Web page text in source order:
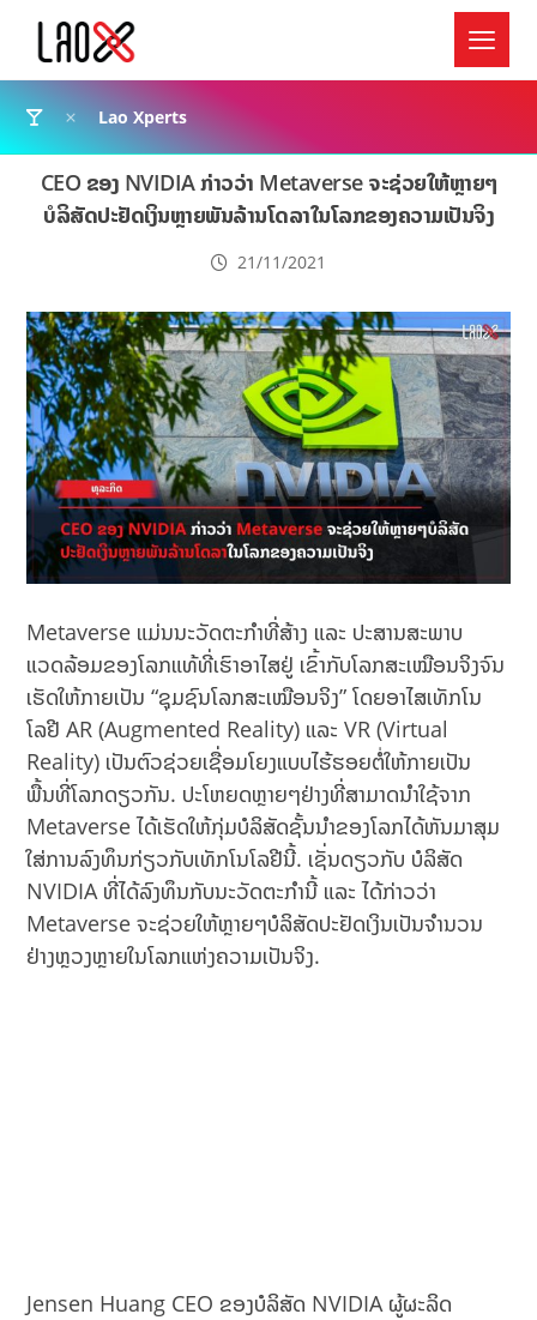
Lao Xperts
CEO ຂອງ NVIDIA ກ່າວວ່າ Metaverse ຈະຊ່ວຍໃຫ້ຫຼາຍໆ
ບໍລິສັດປະຢັດເງິນຫຼາຍພັນລ້ານໂດລາໃນໂລກຂອງຄວາມເປັນຈິງ
21/11/2021
Metaverse ແມ່ນນະວັດຕະກຳທີ່ສ້າງ ແລະ ປະສານສະພາບ
ແວດລ້ອມຂອງໂລກແທ້ທີ່ເຮົາອາໄສຢູ່ ເຂົ້າກັບໂລກສະເໝືອນຈິງຈົນ
ເຮັດໃຫ້ກາຍເປັນ “ຊຸມຊົນໂລກສະເໝືອນຈິງ” ໂດຍອາໄສເທັກໂນ
ໂລຢີ AR (Augmented Reality) ແລະ VR (Virtual
Reality) ເປັນຕົວຊ່ວຍເຊື່ອມໂຍງແບບໄຮ້ຮອຍຕໍ່ໃຫ້ກາຍເປັນ
ພື້ນທີ່ໂລກດຽວກັນ. ປະໂຫຍດຫຼາຍໆຢ່າງທີ່ສາມາດນຳໃຊ້ຈາກ
Metaverse ໄດ້ເຮັດໃຫ້ກຸ່ມບໍລິສັດຊັ້ນນໍາຂອງໂລກໄດ້ຫັນມາສຸມ
ໃສ່ການລົງທຶນກ່ຽວກັບເທັກໂນໂລຢີນີ້. ເຊັ່ນດຽວກັບ ບໍລິສັດ
NVIDIA ທີ່ໄດ້ລົງທຶນກັບນະວັດຕະກຳນີ້ ແລະ ໄດ້ກ່າວວ່າ
Metaverse ຈະຊ່ວຍໃຫ້ຫຼາຍໆບໍລິສັດປະຢັດເງິນເປັນຈຳນວນ
ຢ່າງຫຼວງຫຼາຍໃນໂລກແຫ່ງຄວາມເປັນຈິງ.
Jensen Huang CEO ຂອງບໍລິສັດ NVIDIA ຜູ້ຜະລິດ